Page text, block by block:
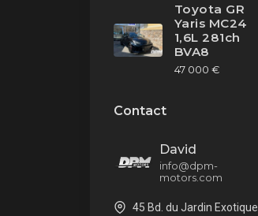
Toyota GR
Yaris MC24
1,6L 281ch
BVA8
47 000 €
Contact
David
info@dpm-
motors.com
45 Bd. du Jardin Exotique